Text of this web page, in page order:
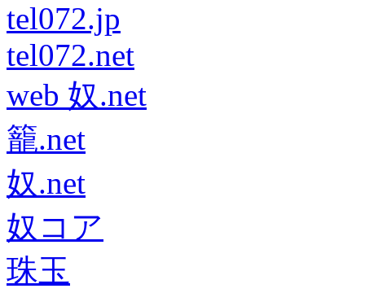
tel072.jp
tel072.net
web 奴.net
籠.net
奴.net
奴コア
珠玉